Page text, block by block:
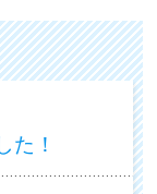
！